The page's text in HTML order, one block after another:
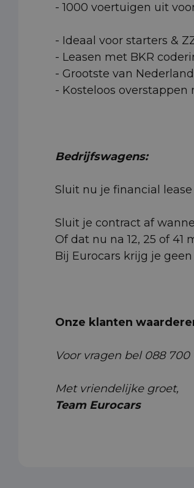
- 1000 voertuigen uit
- Ideaal voor starters &
- Leasen met BKR
- Grootste van Nederland
- Kosteloos
Bedrijfswagens:
Sluit nu je financial
Sluit je contract af
Of dat nu na 12, 25 of 41
Bij Eurocars krijg je
Onze klanten
Voor vragen bel 088
Met vriendelijke groet,
Team Eurocars